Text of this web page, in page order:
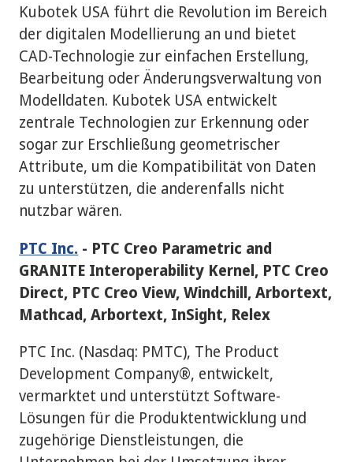
Kubotek USA führt die Revolution im Bereich
der digitalen Modellierung an und bietet
CAD-Technologie zur einfachen Erstellung,
Bearbeitung oder Änderungsverwaltung von
Modelldaten. Kubotek USA entwickelt
zentrale Technologien zur Erkennung oder
sogar zur Erschließung geometrischer
Attribute, um die Kompatibilität von Daten
zu unterstützen, die anderenfalls nicht
nutzbar wären.
PTC Inc. - PTC Creo Parametric and
GRANITE Interoperability Kernel, PTC Creo
Direct, PTC Creo View, Windchill, Arbortext,
Mathcad, Arbortext, InSight, Relex
PTC Inc. (Nasdaq: PMTC), The Product
Development Company®, entwickelt,
vermarktet und unterstützt Software-
Lösungen für die Produktentwicklung und
zugehörige Dienstleistungen, die